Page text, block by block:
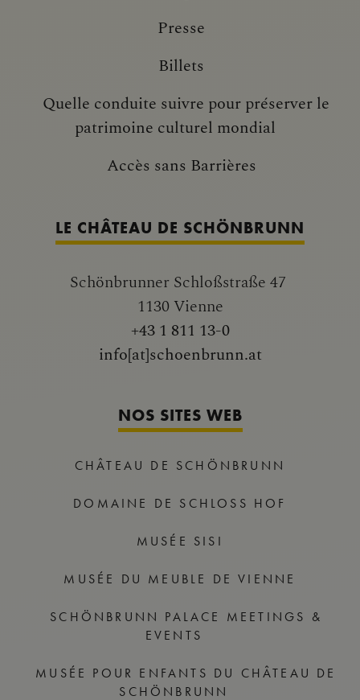
Presse
Billets
Quelle conduite suivre pour préserver le
patrimoine culturel mondial
Accès sans Barrières
LE CHÂTEAU DE SCHÖNBRUNN
Schönbrunner Schloßstraße 47
1130 Vienne
+43 1 811 13-0
info[at]schoenbrunn.at
NOS SITES WEB
CHÂTEAU DE SCHÖNBRUNN
DOMAINE DE SCHLOSS HOF
MUSÉE SISI
MUSÉE DU MEUBLE DE VIENNE
SCHÖNBRUNN PALACE MEETINGS &
EVENTS
MUSÉE POUR ENFANTS DU CHÂTEAU DE
SCHÖNBRUNN